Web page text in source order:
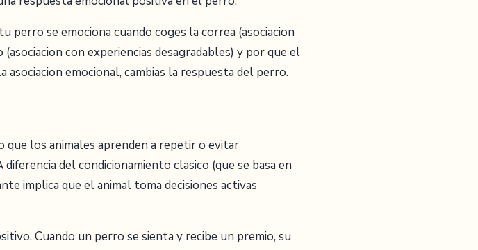
perro se emociona cuando coges la correa (asociacion
con experiencias desagradables) y por que el
emocional, cambias la respuesta del perro.
que los animales aprenden a repetir o evitar
del condicionamiento clasico (que se basa en
implica que el animal toma decisiones activas
Cuando un perro se sienta y recibe un premio, su